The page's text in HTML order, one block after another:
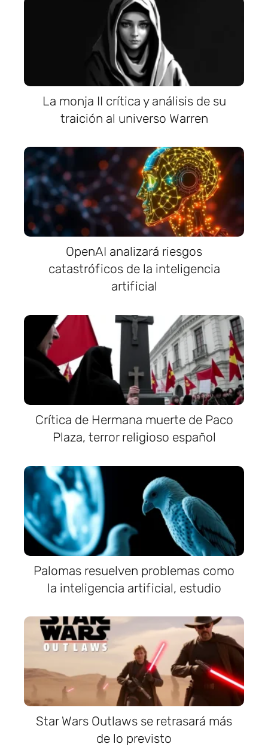
La monja II crítica y análisis de su
traición al universo Warren
OpenAI analizará riesgos
catastróficos de la inteligencia
artificial
Crítica de Hermana muerte de Paco
Plaza, terror religioso español
Palomas resuelven problemas como
la inteligencia artificial, estudio
Star Wars Outlaws se retrasará más
de lo previsto